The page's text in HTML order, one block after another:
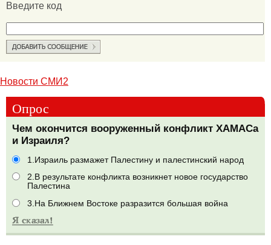
Введите код
Новости СМИ2
Опрос
Чем окончится вооруженный конфликт ХАМАСа
и Израиля?
1.Израиль размажет Палестину и палестинский народ
2.В результате конфликта возникнет новое государство
Палестина
3.На Ближнем Востоке разразится большая война